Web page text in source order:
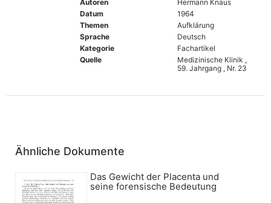
Autoren
Hermann Knaus
Datum
1964
Themen
Aufklärung
Sprache
Deutsch
Kategorie
Fachartikel
Quelle
Medizinische Klinik ,
59. Jahrgang , Nr. 23
Ähnliche Dokumente
Das Gewicht der Placenta und
seine forensische Bedeutung